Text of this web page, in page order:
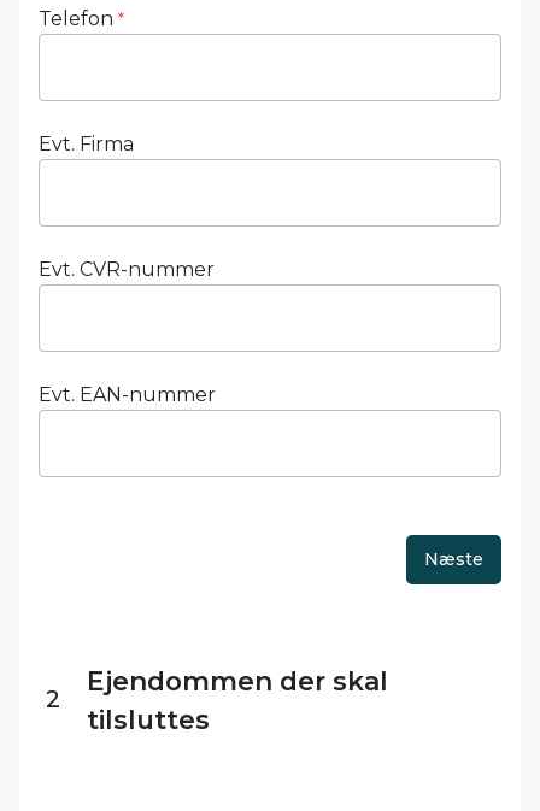
Telefon *
Evt. Firma
Evt. CVR-nummer
Evt. EAN-nummer
2
Ejendommen der skal
tilsluttes